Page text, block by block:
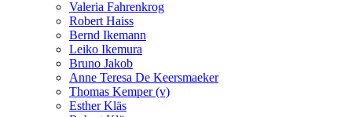
Valeria Fahrenkrog
Robert Haiss
Bernd Ikemann
Leiko Ikemura
Bruno Jakob
Anne Teresa De Keersmaeker
Thomas Kemper (v)
Esther Kläs